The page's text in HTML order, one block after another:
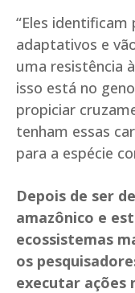
“Eles
adaptativos e
uma resistência
isso está no
propiciar
tenham essas
para a espécie
Depois de ser
amazônico e
ecossistemas
os
executar ações